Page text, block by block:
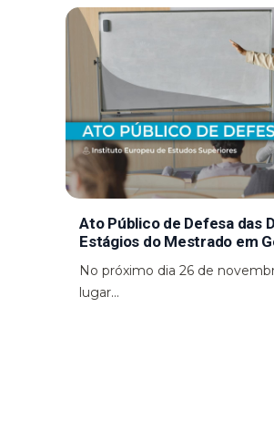
Ato Público de Defesa das
Estágios do Mestrado em
No próximo dia 26 de
lugar...